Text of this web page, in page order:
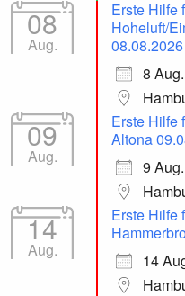
08
Aug.
Erste Hilfe
Hoheluft/
08.08.2026
8
09
Aug.
Erste Hilfe
Altona
9
14
Aug.
Erste Hilfe
14